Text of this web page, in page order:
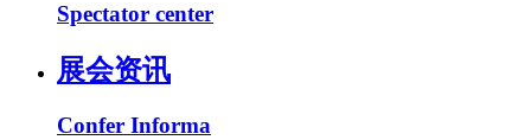
Spectator center
展会资讯
Confer Informa